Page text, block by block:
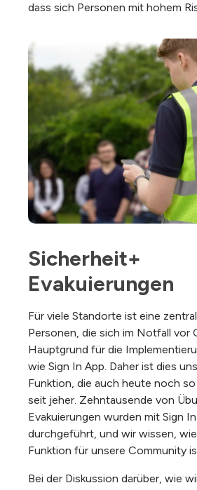
dass sich Personen mit hohem
Sicherheit+
Evakuierungen
Für viele Standorte ist eine
Personen, die sich im Notfall vor
Hauptgrund für die
wie Sign In App. Daher ist dies
Funktion, die auch heute noch
seit jeher. Zehntausende von
Evakuierungen wurden mit Sign
durchgeführt, und wir wissen,
Funktion für unsere Community
Bei der Diskussion darüber, wie